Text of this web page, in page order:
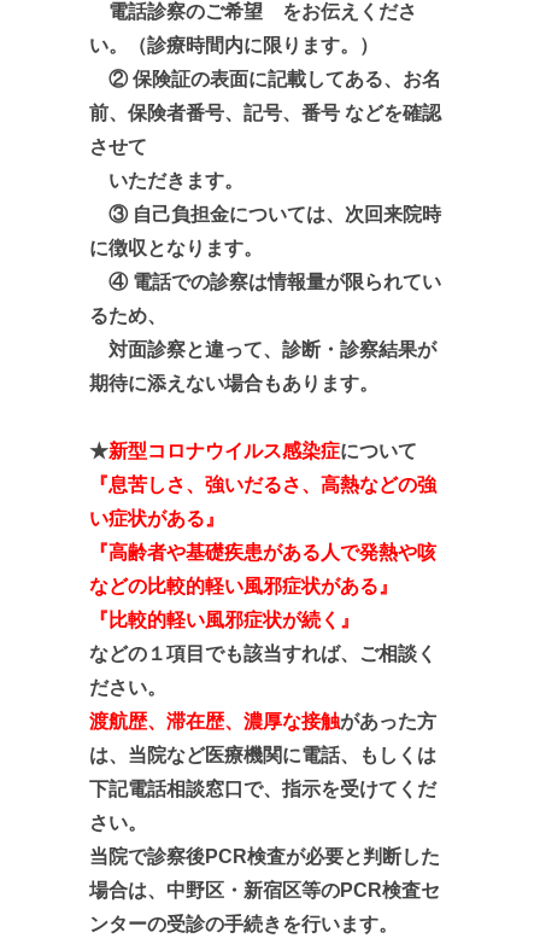
電話診察のご希望 をお伝えくださ
い。
（診療時間内に限ります。）
②保険証の表面に記載してある、お名
前、 保険者番号、記号、 番号 などを確認
させて
いただきます。
③ 自己負担金については、次回来院時
に徴収となります。
④ 電話での診察は情報量が限られてい
るため、
対面診察と違って、診断・診察結果が
期待に添えない場合もあります。
★新型コロナウイルス感染症について
『息苦しさ、強いだるさ、高熱などの強
い症状がある』
『高齢者や基礎疾患がある人で発熱や咳
などの比較的軽い風邪症状がある』
『比較的軽い風邪症状が続く』
などの１項目でも該当すれば、ご相談く
ださい。
渡航歴、滞在歴、 濃厚な接触があった方
は、当院など医療機関に電話、もしくは
下記電話相談窓口で、指示を受けてくだ
さい。
当院で診察後PCR検査が必要と判断した
場合は、中野区・新宿区等のPCR検査セ
ンターの受診の手続きを行います。